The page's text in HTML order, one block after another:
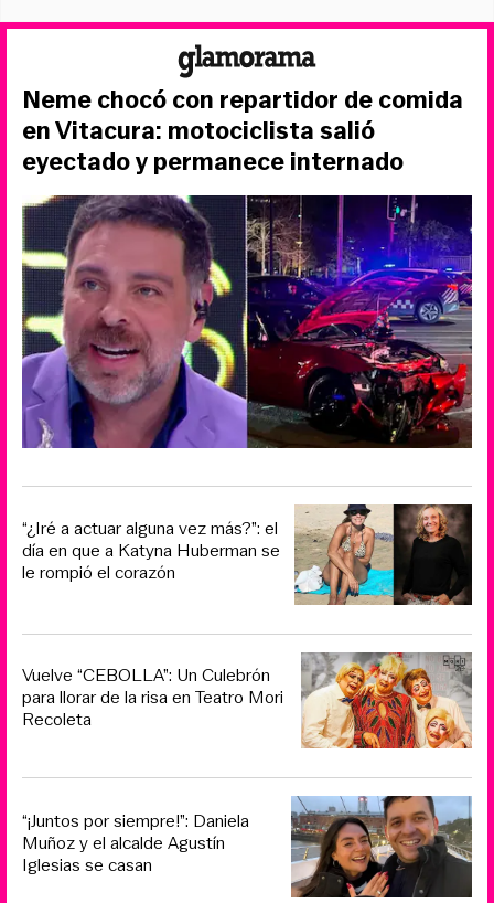
Neme chocó con repartidor de comida
en Vitacura: motociclista salió
eyectado y permanece internado
“¿Iré a actuar alguna vez más?”: el
día en que a Katyna Huberman se
le rompió el corazón
Vuelve “CEBOLLA”: Un Culebrón
para llorar de la risa en Teatro Mori
Recoleta
“¡Juntos por siempre!”: Daniela
Muñoz y el alcalde Agustín
Iglesias se casan